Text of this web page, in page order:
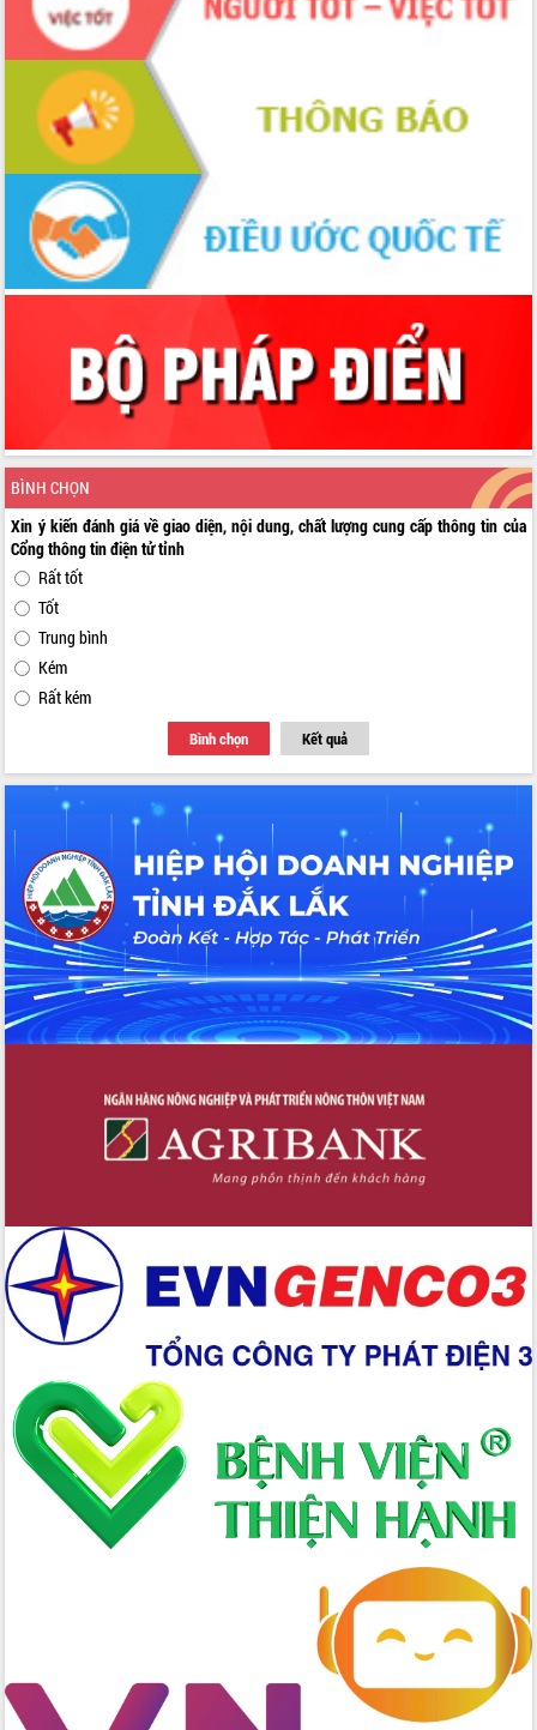
BÌNH CHỌN
Xin ý kiến đánh giá về giao diện, nội dung, chất lượng cung cấp thông tin của
Cổng thông tin điện tử tỉnh
Rất tốt
Tốt
Trung bình
Kém
Rất kém
Bình chọn Kết quả